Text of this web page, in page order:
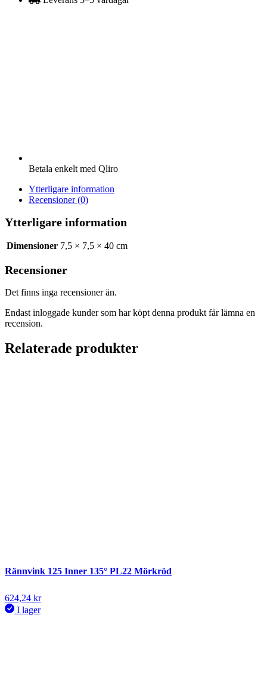
Betala enkelt med Qliro
Ytterligare information
Recensioner (0)
Ytterligare information
Dimensioner 7,5 × 7,5 × 40 cm
Recensioner
Det finns inga recensioner än.
Endast inloggade kunder som har köpt denna produkt får lämna en
recension.
Relaterade produkter
Rännvink 125 Inner 135° PL22 Mörkröd
624,24 kr
I lager